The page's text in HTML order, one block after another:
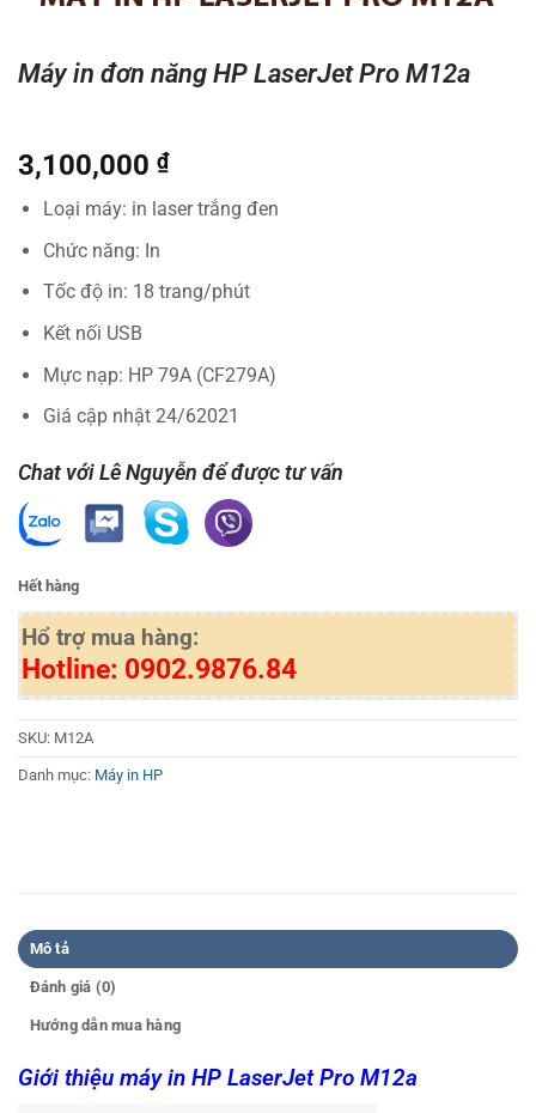
Máy in đơn năng HP LaserJet Pro M12a
3,100,000 ₫
Loại máy: in laser trắng đen
Chức năng: In
Tốc độ in: 18 trang/phút
Kết nối USB
Mực nạp: HP 79A (CF279A)
Giá cập nhật 24/62021
Chat với Lê Nguyễn để được tư vấn
Hết hàng
Hổ trợ mua hàng:
Hotline: 0902.9876.84
SKU: M12A
Danh mục: Máy in HP
Mô tả
Đánh giá (0)
Hướng dẫn mua hàng
Giới thiệu máy in HP LaserJet Pro M12a